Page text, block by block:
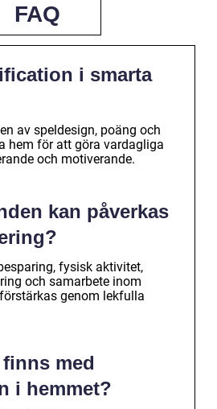
FAQ
i smarta
av speldesign, poäng och
hem för att göra vardagliga
och motiverande.
kan påverkas
fysisk aktivitet,
och samarbete inom
genom lekfulla
med
i hemmet?